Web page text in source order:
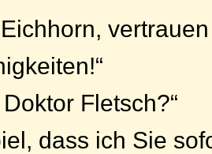
Fletsch?“
dass ich Sie